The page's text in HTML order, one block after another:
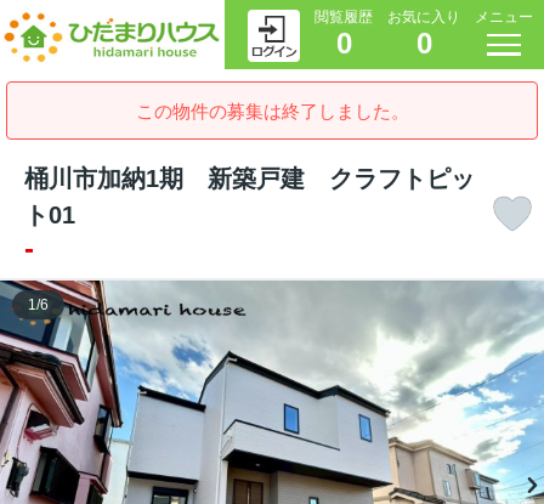
閲覧履歴
0
お気に入り
0
メニュー
この物件の募集は終了しました。
桶川市加納1期 新築戸建 クラフトピッ
ト01
-
1/6